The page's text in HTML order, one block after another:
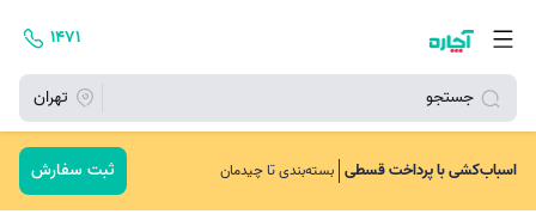
جستجو تهران
۱۴۷۱
اسباب‌کشی با پرداخت قسطی بسته‌بندی تا چیدمان ثبت سفارش